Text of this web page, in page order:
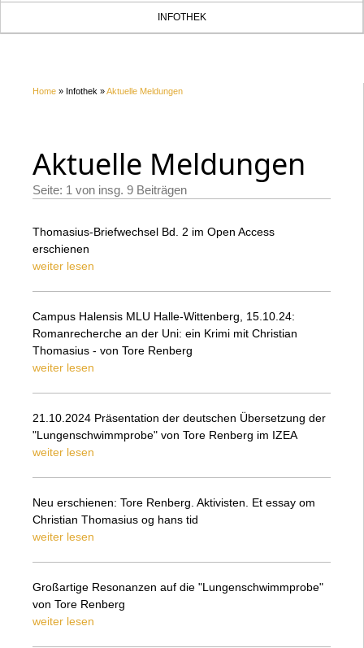
INFOTHEK
Home » Infothek »Aktuelle Meldungen
Aktuelle Meldungen
Seite: 1 von insg. 9 Beiträgen
Thomasius-Briefwechsel Bd. 2 im Open Access
erschienen
weiter lesen
Campus Halensis MLU Halle-Wittenberg, 15.10.24:
Romanrecherche an der Uni: ein Krimi mit Christian
Thomasius - von Tore Renberg
weiter lesen
21.10.2024 Präsentation der deutschen Übersetzung der
"Lungenschwimmprobe" von Tore Renberg im IZEA
weiter lesen
Neu erschienen: Tore Renberg. Aktivisten. Et essay om
Christian Thomasius og hans tid
weiter lesen
Großartige Resonanzen auf die "Lungenschwimmprobe"
von Tore Renberg
weiter lesen